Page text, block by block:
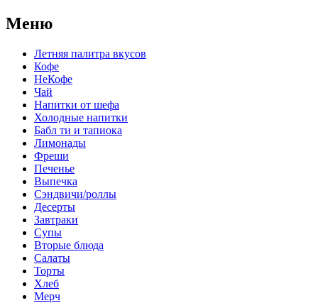
Меню
Летняя палитра вкусов
Кофе
НеКофе
Чай
Напитки от шефа
Холодные напитки
Бабл ти и тапиока
Лимонады
Фреши
Печенье
Выпечка
Сэндвичи/роллы
Десерты
Завтраки
Супы
Вторые блюда
Салаты
Торты
Хлеб
Мерч